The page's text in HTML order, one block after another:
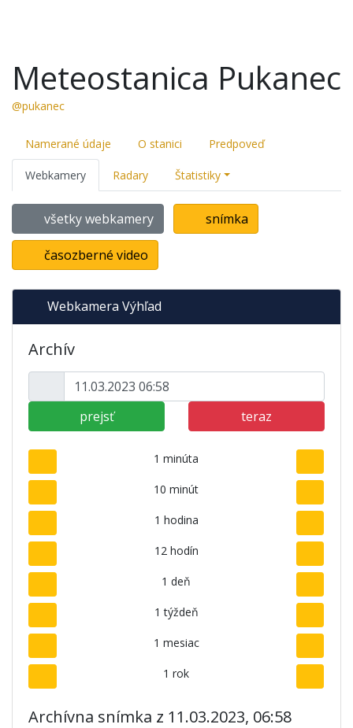
Meteostanica Pukanec
@pukanec
Namerané údaje O stanici Predpoveď
Webkamery Radary Štatistiky
všetky webkamery snímka
časozberné video
Webkamera Výhľad
Archív
prejsť teraz
1 minúta
10 minút
1 hodina
12 hodín
1 deň
1 týždeň
1 mesiac
1 rok
Archívna snímka z 11.03.2023, 06:58